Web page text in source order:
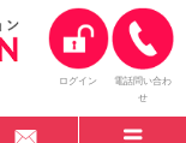
ログイン
電話問い合わ
せ